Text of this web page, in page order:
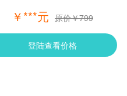
￥***元 原价￥799
登陆查看价格